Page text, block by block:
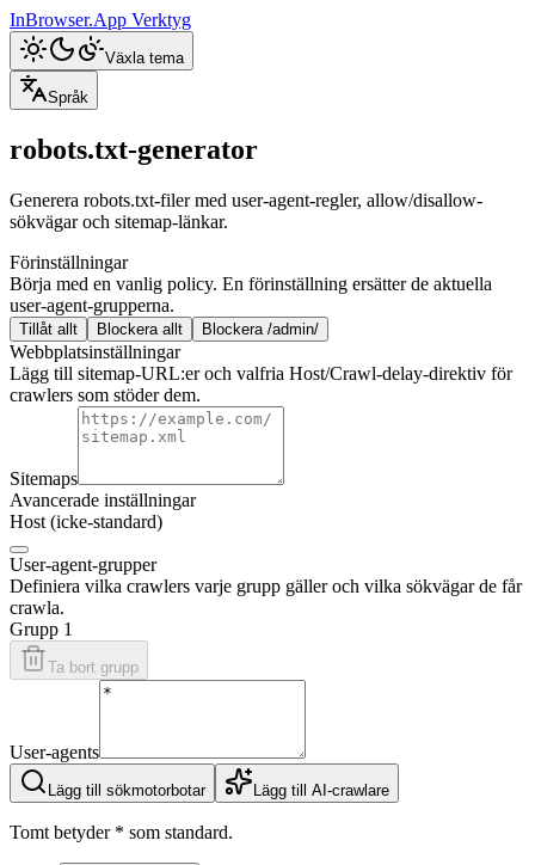
InBrowser.App Verktyg
Växla tema
Språk
robots.txt-generator
Generera robots.txt-filer med user-agent-regler, allow/disallow-
sökvägar och sitemap-länkar.
Förinställningar
Börja med en vanlig policy. En förinställning ersätter de aktuella
user-agent-grupperna.
Tillåt allt Blockera allt Blockera /admin/
Webbplatsinställningar
Lägg till sitemap-URL:er och valfria Host/Crawl-delay-direktiv för
crawlers som stöder dem.
Sitemaps
Avancerade inställningar
Host (icke-standard)
User-agent-grupper
Definiera vilka crawlers varje grupp gäller och vilka sökvägar de får
crawla.
Grupp 1
Ta bort grupp
User-agents
Lägg till sökmotorbotar Lägg till AI-crawlare
Tomt betyder * som standard.